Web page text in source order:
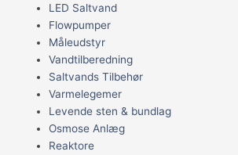
LED Saltvand
Flowpumper
Måleudstyr
Vandtilberedning
Saltvands Tilbehør
Varmelegemer
Levende sten & bundlag
Osmose Anlæg
Reaktore